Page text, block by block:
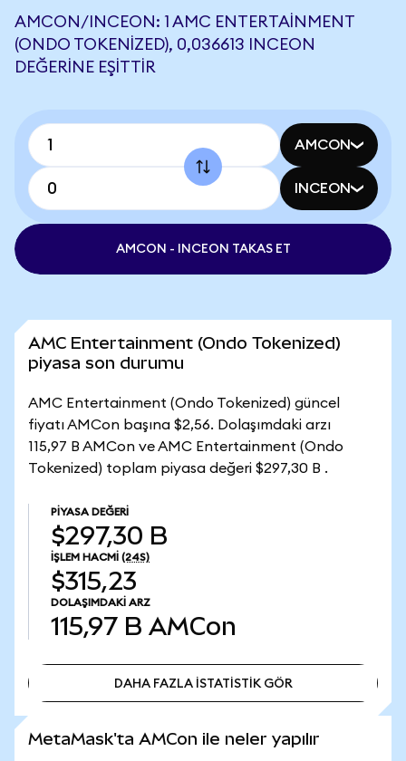
AMCON/INCEON: 1 AMC ENTERTAINMENT
(ONDO TOKENIZED), 0,036613 INCEON
DEĞERINE EŞITTIR
AMCON
INCEON
AMCON - INCEON TAKAS ET
AMC Entertainment (Ondo Tokenized)
piyasa son durumu
AMC Entertainment (Ondo Tokenized) güncel
fiyatı AMCon başına $2,56. Dolaşımdaki arzı
115,97 B AMCon ve AMC Entertainment (Ondo
Tokenized) toplam piyasa değeri $297,30 B .
PIYASA DEĞERI
$297,30 B
İŞLEM HACMI (24S)
$315,23
DOLAŞIMDAKI ARZ
115,97 B AMCon
DAHA FAZLA İSTATİSTİK GÖR
MetaMask'ta AMCon ile neler yapılır